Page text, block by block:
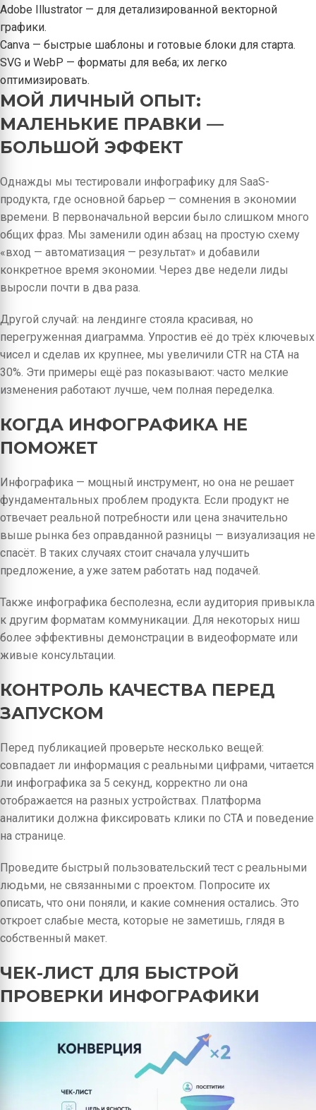
Adobe Illustrator — для детализированной векторной
графики.
Canva — быстрые шаблоны и готовые блоки для старта.
SVG и WebP — форматы для веба; их легко
оптимизировать.
МОЙ ЛИЧНЫЙ ОПЫТ:
МАЛЕНЬКИЕ ПРАВКИ —
БОЛЬШОЙ ЭФФЕКТ
Однажды мы тестировали инфографику для SaaS-
продукта, где основной барьер — сомнения в экономии
времени. В первоначальной версии было слишком много
общих фраз. Мы заменили один абзац на простую схему
«вход — автоматизация — результат» и добавили
конкретное время экономии. Через две недели лиды
выросли почти в два раза.
Другой случай: на лендинге стояла красивая, но
перегруженная диаграмма. Упростив её до трёх ключевых
чисел и сделав их крупнее, мы увеличили CTR на CTA на
30%. Эти примеры ещё раз показывают: часто мелкие
изменения работают лучше, чем полная переделка.
КОГДА ИНФОГРАФИКА НЕ
ПОМОЖЕТ
Инфографика — мощный инструмент, но она не решает
фундаментальных проблем продукта. Если продукт не
отвечает реальной потребности или цена значительно
выше рынка без оправданной разницы — визуализация не
спасёт. В таких случаях стоит сначала улучшить
предложение, а уже затем работать над подачей.
Также инфографика бесполезна, если аудитория привыкла
к другим форматам коммуникации. Для некоторых ниш
более эффективны демонстрации в видеоформате или
живые консультации.
КОНТРОЛЬ КАЧЕСТВА ПЕРЕД
ЗАПУСКОМ
Перед публикацией проверьте несколько вещей:
совпадает ли информация с реальными цифрами, читается
ли инфографика за 5 секунд, корректно ли она
отображается на разных устройствах. Платформа
аналитики должна фиксировать клики по CTA и поведение
на странице.
Проведите быстрый пользовательский тест с реальными
людьми, не связанными с проектом. Попросите их
описать, что они поняли, и какие сомнения остались. Это
откроет слабые места, которые не заметишь, глядя в
собственный макет.
ЧЕК-ЛИСТ ДЛЯ БЫСТРОЙ
ПРОВЕРКИ ИНФОГРАФИКИ